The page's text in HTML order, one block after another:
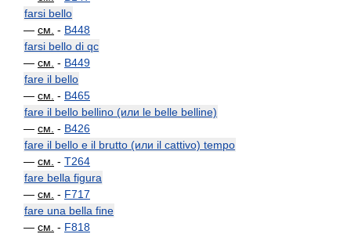
farsi bello
— см. - B448
farsi bello di qc
— см. - B449
fare il bello
— см. - B465
fare il bello bellino (или le belle belline)
— см. - B426
fare il bello e il brutto (или il cattivo) tempo
— см. - T264
fare bella figura
— см. - F717
fare una bella fine
— см. - F818